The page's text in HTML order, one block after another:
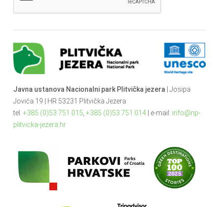
Javna ustanova Nacionalni park Plitvička jezera | Josipa
Jovića 19 | HR 53231 Plitvička Jezera
tel: +385 (0)53 751 015 +385 (0)53 751 014| e-mail: info@np-
plitvicka-jezera.hr